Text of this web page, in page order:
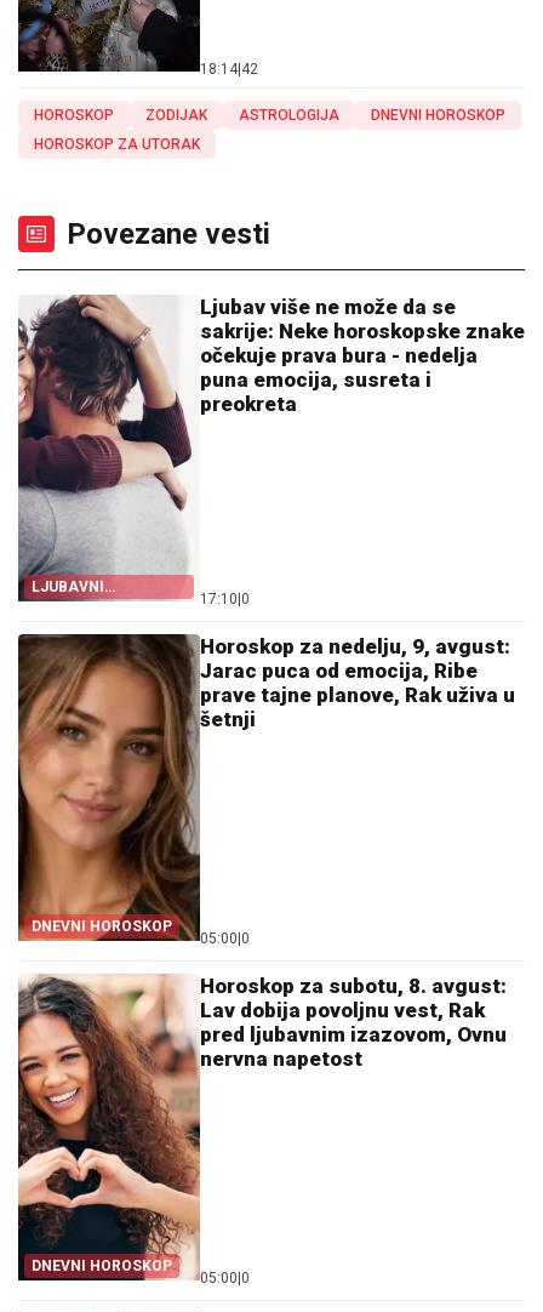
18:14 42
HOROSKOP ZODIJAK ASTROLOGIJA
DNEVNI HOROSKOP
HOROSKOP ZA UTORAK
Povezane vesti
LJUBAVNI
HOROSKOP
Ljubav više ne može da se
sakrije: Neke horoskopske znake
očekuje prava bura - nedelja
puna emocija, susreta i
preokreta
17:10 0
DNEVNI HOROSKOP
Horoskop za nedelju, 9, avgust:
Jarac puca od emocija, Ribe
prave tajne planove, Rak uživa u
šetnji
05:00 0
DNEVNI HOROSKOP
Horoskop za subotu, 8. avgust:
Lav dobija povoljnu vest, Rak
pred ljubavnim izazovom, Ovnu
nervna napetost
05:00 0